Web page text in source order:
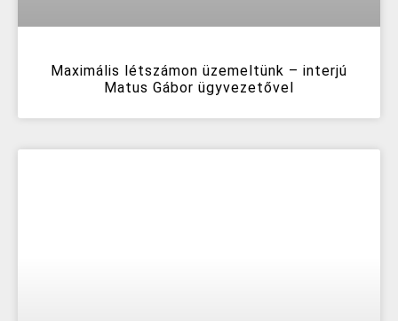
Maximális létszámon üzemeltünk – interjú
Matus Gábor ügyvezetővel